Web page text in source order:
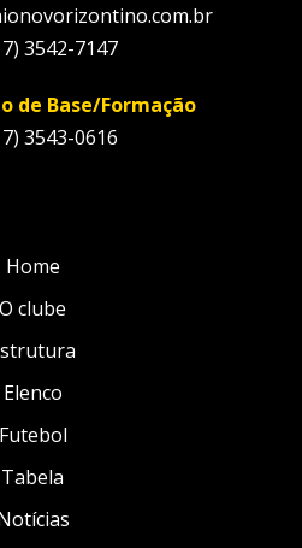
3542-7147
de Base/Formação
3543-0616
Home
O clube
Elenco
Futebol
Tabela